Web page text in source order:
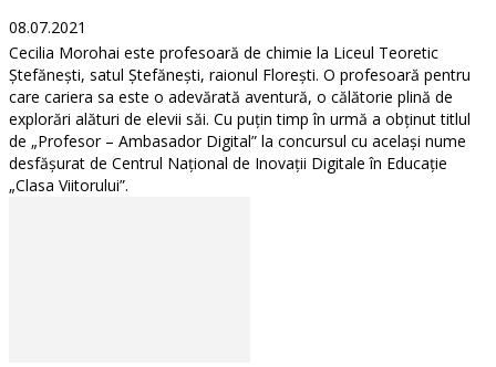
08.07.2021
Cecilia Morohai este profesoară de chimie la Liceul Teoretic
Ștefănești, satul Ștefănești, raionul Florești. O profesoară pentru
care cariera sa este o adevărată aventură, o călătorie plină de
explorări alături de elevii săi. Cu puțin timp în urmă a obținut titlul
de „Profesor – Ambasador Digital” la concursul cu același nume
desfășurat de Centrul Național de Inovații Digitale în Educație
„Clasa Viitorului”.